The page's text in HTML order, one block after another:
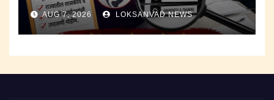
मोहीम..
AUG 7, 2026 LOKSANVAD NEWS